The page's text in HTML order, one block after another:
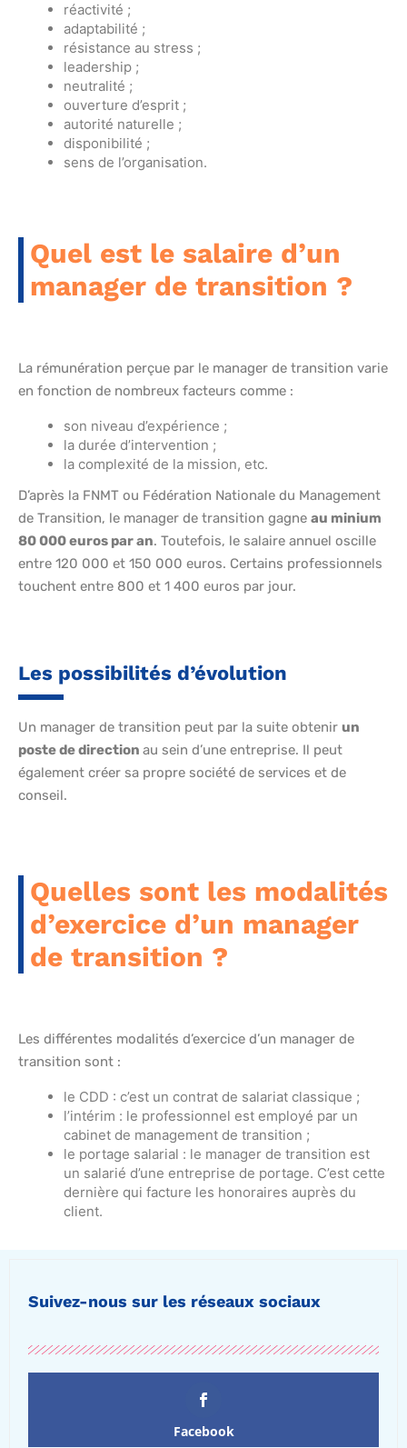
réactivité ;
adaptabilité ;
résistance au stress ;
leadership ;
neutralité ;
ouverture d’esprit ;
autorité naturelle ;
disponibilité ;
sens de l’organisation.
Quel est le salaire d’un
manager de transition ?
La rémunération perçue par le manager de transition varie
en fonction de nombreux facteurs comme :
son niveau d’expérience ;
la durée d’intervention ;
la complexité de la mission, etc.
D’après la FNMT ou Fédération Nationale du Management
de Transition, le manager de transition gagne au minium
80 000 euros par an. Toutefois, le salaire annuel oscille
entre 120 000 et 150 000 euros. Certains professionnels
touchent entre 800 et 1 400 euros par jour.
Les possibilités d’évolution
Un manager de transition peut par la suite obtenir un
poste de direction au sein d’une entreprise. Il peut
également créer sa propre société de services et de
conseil.
Quelles sont les modalités
d’exercice d’un manager
de transition ?
Les différentes modalités d’exercice d’un manager de
transition sont :
le CDD : c’est un contrat de salariat classique ;
l’intérim : le professionnel est employé par un
cabinet de management de transition ;
le portage salarial : le manager de transition est
un salarié d’une entreprise de portage. C’est cette
dernière qui facture les honoraires auprès du
client.
Suivez-nous sur les réseaux sociaux
Facebook